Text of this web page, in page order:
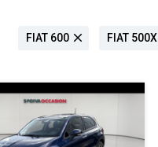
FIAT 600 close FIAT 500X